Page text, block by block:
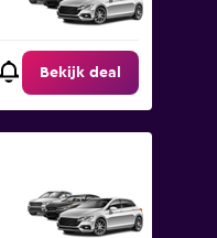
Bekijk deal